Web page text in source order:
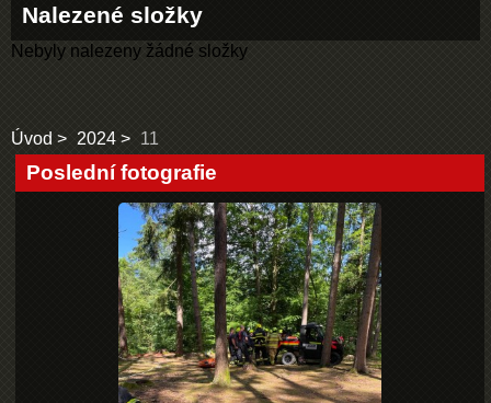
Nalezené složky
Nebyly nalezeny žádné složky
Úvod 2024 11
Poslední fotografie